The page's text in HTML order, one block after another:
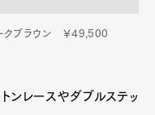
クブラウン ￥49,500
トンレースやダブルステッ